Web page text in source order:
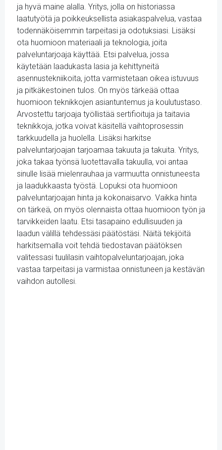
ja hyvä maine alalla. Yritys, jolla on historiassa
laatutyötä ja poikkeuksellista asiakaspalvelua, vastaa
todennäköisemmin tarpeitasi ja odotuksiasi. Lisäksi
ota huomioon materiaali ja teknologia, joita
palveluntarjoaja käyttää. Etsi palvelua, jossa
käytetään laadukasta lasia ja kehittyneitä
asennustekniikoita, jotta varmistetaan oikea istuvuus
ja pitkäkestoinen tulos. On myös tärkeää ottaa
huomioon teknikkojen asiantuntemus ja koulutustaso.
Arvostettu tarjoaja työllistää sertifioituja ja taitavia
teknikkoja, jotka voivat käsitellä vaihtoprosessin
tarkkuudella ja huolella. Lisäksi harkitse
palveluntarjoajan tarjoamaa takuuta ja takuita. Yritys,
joka takaa työnsä luotettavalla takuulla, voi antaa
sinulle lisää mielenrauhaa ja varmuutta onnistuneesta
ja laadukkaasta työstä. Lopuksi ota huomioon
palveluntarjoajan hinta ja kokonaisarvo. Vaikka hinta
on tärkeä, on myös olennaista ottaa huomioon työn ja
tarvikkeiden laatu. Etsi tasapaino edullisuuden ja
laadun välillä tehdessäsi päätöstäsi. Näitä tekijöitä
harkitsemalla voit tehdä tiedostavan päätöksen
valitessasi tuulilasin vaihtopalveluntarjoajan, joka
vastaa tarpeitasi ja varmistaa onnistuneen ja kestävän
vaihdon autollesi.